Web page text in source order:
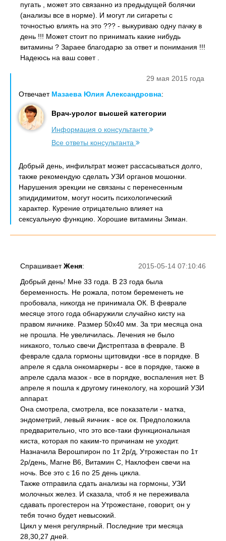
пугать , может это связанно из предыдущей болячки
(анализы все в норме). И могут ли сигареты с
точностью влиять на это ??? - выкуриваю одну пачку в
день !!! Может стоит по принимать какие нибудь
витамины ? Зараее благодарю за ответ и понимания !!!
Надеюсь на ваш совет .
29 мая 2015 года
Отвечает Мазаева Юлия Александровна:
Врач-уролог высшей категории
Информация о консультанте
Все ответы консультанта
Добрый день, инфильтрат может рассасываться долго,
также рекомендую сделать УЗИ органов мошонки.
Нарушения эрекции не связаны с перенесенным
эпидидимитом, могут носить психологический
характер. Курение отрицательно влияет на
сексуальную функцию. Хорошие витамины Зиман.
2015-05-14 07:10:46
СпрашиваетЖеня:
Добрый день! Мне 33 года. В 23 года была
беременность. Не рожала, потом беременеть не
пробовала, никогда не принимала ОК. В феврале
месяце этого года обнаружили случайно кисту на
правом яичнике. Размер 50х40 мм. За три месяца она
не прошла. Не увеличилась. Лечения не было
никакого, только свечи Дистрептаза в феврале. В
феврале сдала гормоны щитовидки -все в порядке. В
апреле я сдала онкомаркеры - все в порядке, также в
апреле сдала мазок - все в порядке, воспаления нет. В
апреле я пошла к другому гинекологу, на хороший УЗИ
аппарат.
Она смотрела, смотрела, все показатели - матка,
эндометрий, левый яичник - все ок. Предположила
предварительно, что это все-таки функциональная
киста, которая по каким-то причинам не уходит.
Назначила Верошпирон по 1т 2р/д, Утрожестан по 1т
2р/день, Магне В6, Витамин С, Наклофен свечи на
ночь. Все это с 16 по 25 день цикла.
Также отправила сдать анализы на гормоны, УЗИ
молочных желез. И сказала, чтоб я не переживала
сдавать прогестерон на Утрожестане, говорит, он у
тебя точно будет невысокий.
Цикл у меня регулярный. Последние три месяца
28,30,27 дней.